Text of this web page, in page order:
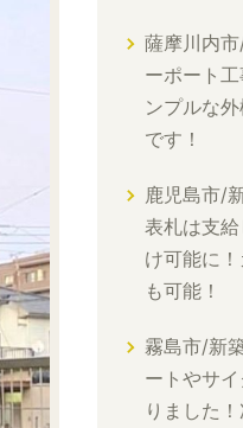
薩摩川内
ーポート
ンプルな
です！
鹿児島市/
表札は支
け可能に
も可能！
霧島市/新
ートやサ
りました